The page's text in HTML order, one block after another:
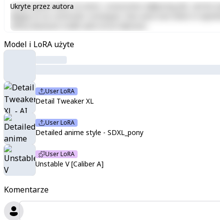
Komentarze
Lorem ipsum dolor sit amet, consectetur adipiscing elit, sed do
Ukryte przez autora
Model i LoRA użyte
User LoRA
Detail Tweaker XL
User LoRA
Detailed anime style - SDXL_pony
User LoRA
Unstable V [Caliber A]